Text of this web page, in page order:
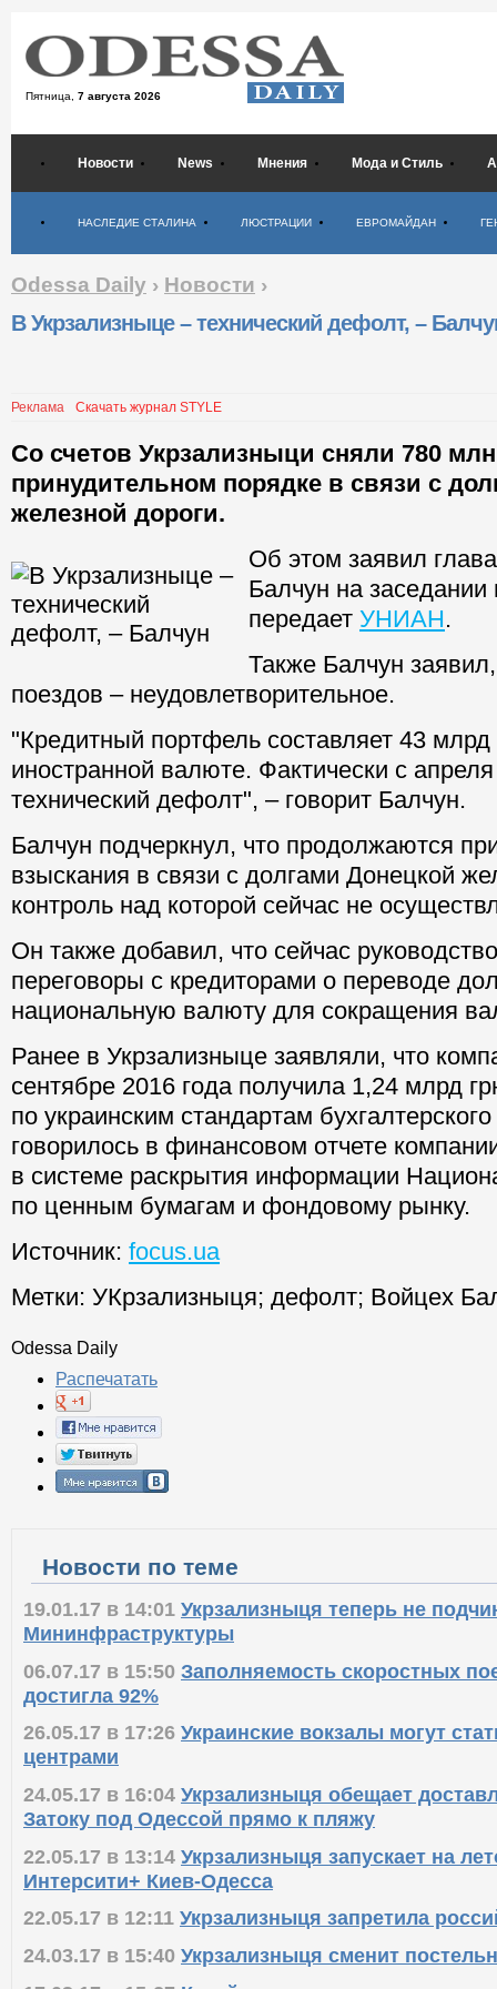
Пятница, 7 августа 2026
Новости News Мнения Мода и Стиль
НАСЛЕДИЕ СТАЛИНА ЛЮСТРАЦИИ ЕВРОМАЙДАН
Odessa Daily › Новости ›
В Укрзализныце – технический дефолт, –
Реклама Скачать журнал STYLE
Со счетов Укрзализныци сняли 780
принудительном порядке в связи с
железной дороги.
Об этом заявил
Балчун на заседании
передает УНИАН.
Также Балчун
поездов – неудовлетворительное.
"Кредитный портфель составляет 43 млрд
иностранной валюте. Фактически с
технический дефолт", – говорит Балчун.
Балчун подчеркнул, что продолжаются
взыскания в связи с долгами Донецкой
контроль над которой сейчас не
Он также добавил, что сейчас
переговоры с кредиторами о переводе
национальную валюту для сокращения
Ранее в Укрзализныце заявляли, что
сентябре 2016 года получила 1,24 млрд
по украинским стандартам
говорилось в финансовом отчете
в системе раскрытия информации
по ценным бумагам и фондовому рынку.
Источник: focus.ua
Метки: УКрзализныця; дефолт; Войцех
Odessa Daily
Распечатать
Новости по теме
19.01.17 в 14:01 Укрзализныця теперь не
Мининфраструктуры
06.07.17 в 15:50 Заполняемость скоростных
достигла 92%
26.05.17 в 17:26 Украинские вокзалы могут
центрами
24.05.17 в 16:04 Укрзализныця обещает
Затоку под Одессой прямо к пляжу
22.05.17 в 13:14 Укрзализныця запускает на
Интерсити+ Киев-Одесса
22.05.17 в 12:11 Укрзализныця запретила
24.03.17 в 15:40 Укрзализныця сменит